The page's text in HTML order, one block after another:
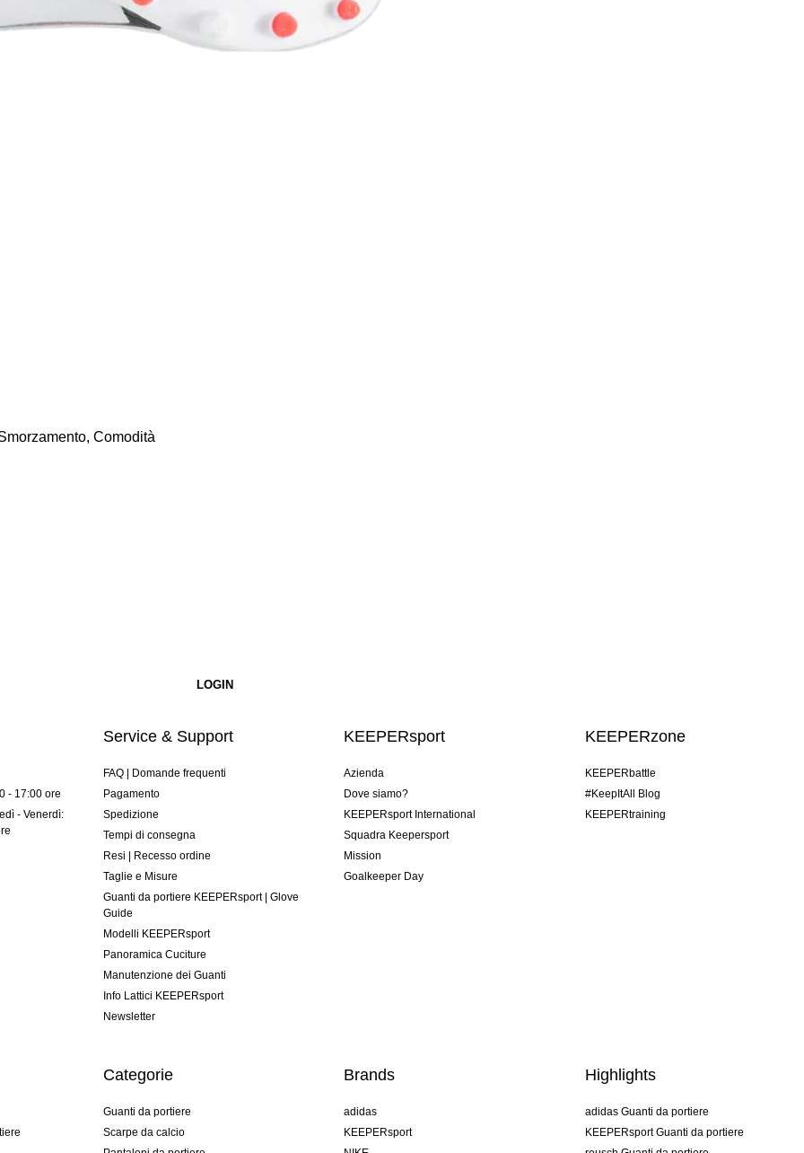
Comodità
- 17:00 ore
- Venerdì:
Service & Support
FAQ | Domande frequenti
Pagamento
Spedizione
Tempi di consegna
Resi | Recesso ordine
Taglie e Misure
Guanti da portiere KEEPERsport | Glove
Guide
Modelli KEEPERsport
Panoramica Cuciture
Manutenzione dei Guanti
Info Lattici KEEPERsport
Newsletter
KEEPERsport
Azienda
Dove siamo?
KEEPERsport International
Squadra Keepersport
Mission
Goalkeeper Day
KEEPERzone
KEEPERbattle
#KeepItAll Blog
KEEPERtraining
Categorie
Guanti da portiere
Scarpe da calcio
Brands
adidas
KEEPERsport
Highlights
adidas Guanti da portiere
KEEPERsport Guanti da portiere